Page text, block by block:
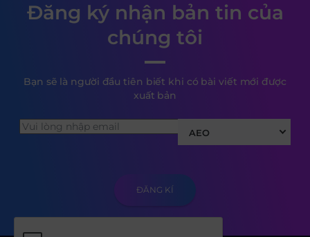
Đăng ký nhận bản tin của
chúng tôi
Bạn sẽ là người đầu tiên biết khi có bài viết mới được
xuất bản
AEO